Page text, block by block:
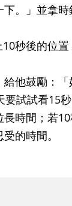
下。」並拿時
秒後的位
給他鼓勵：
要試試看15
長時間；若
的時間。